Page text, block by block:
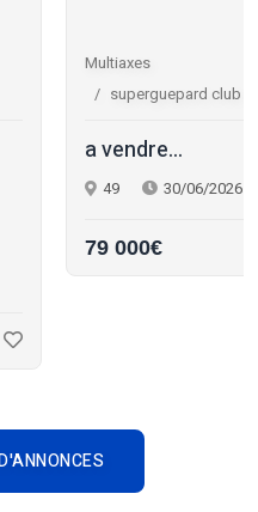
Multiaxes
superguepard club
a vendre...
49 30/06/2026
79 000€